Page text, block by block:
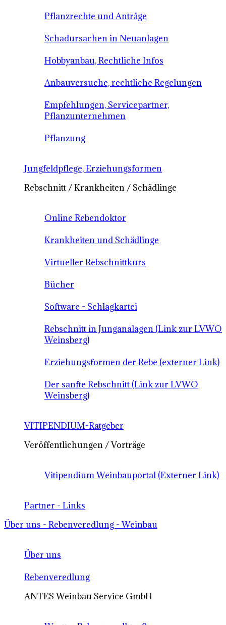
Pflanzrechte und Anträge
Schadursachen in Neuanlagen
Hobbyanbau, Rechtliche Infos
Anbauversuche, rechtliche Regelungen
Empfehlungen, Servicepartner,
Pflanzunternehmen
Pflanzung
Jungfeldpflege, Erziehungsformen
Rebschnitt / Krankheiten / Schädlinge
Online Rebendoktor
Krankheiten und Schädlinge
Virtueller Rebschnittkurs
Bücher
Software - Schlagkartei
Rebschnitt in Junganalagen (Link zur LVWO
Weinsberg)
Erziehungsformen der Rebe (externer Link)
Der sanfte Rebschnitt (Link zur LVWO
Weinsberg)
VITIPENDIUM-Ratgeber
Veröffentlichungen / Vorträge
Vitipendium Weinbauportal (Externer Link)
Partner - Links
Über uns - Rebenveredlung - Weinbau
Über uns
Rebenveredlung
ANTES Weinbau Service GmbH